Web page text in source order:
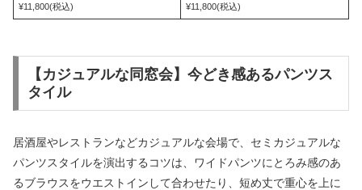
¥11,800(税込)
¥11,800(税込)
【カジュアルな同窓会】今どき感あるパンツス
タイル
居酒屋やレストランなどカジュアルな会場で、セミカジュアルな
パンツスタイルを演出するコツは、ワイドパンツにとろみ感のあ
るブラウスをウエストインして合わせたり、短め丈で重心を上に